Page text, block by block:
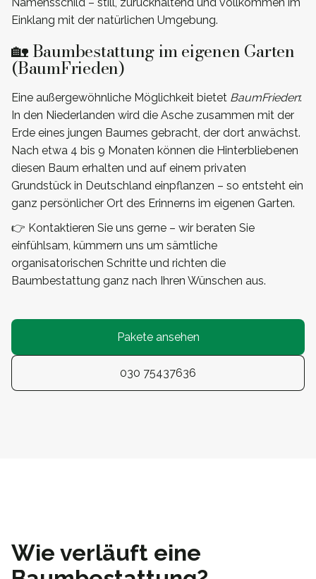
Einklang mit der natürlichen Umgebung.
🏡 Baumbestattung im eigenen Garten
(BaumFrieden)
Eine außergewöhnliche Möglichkeit bietet BaumFrieden:
In den Niederlanden wird die Asche zusammen mit der
Erde eines jungen Baumes gebracht, der dort anwächst.
Nach etwa 4 bis 9 Monaten können die Hinterbliebenen
diesen Baum erhalten und auf einem privaten
Grundstück in Deutschland einpflanzen – so entsteht ein
ganz persönlicher Ort des Erinnerns im eigenen Garten.
👉 Kontaktieren Sie uns gerne – wir beraten Sie
einfühlsam, kümmern uns um sämtliche
organisatorischen Schritte und richten die
Baumbestattung ganz nach Ihren Wünschen aus.
Pakete ansehen
030 75437636
Wie verläuft eine